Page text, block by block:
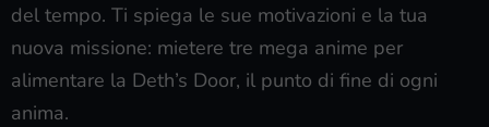
del tempo. Ti spiega le sue motivazioni e la tua
nuova missione: mietere tre mega anime per
alimentare la Deth’s Door, il punto di fine di ogni
anima.